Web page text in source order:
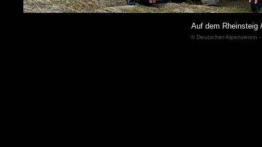
Auf dem Rheinsteig
© Deutscher Alpenverein